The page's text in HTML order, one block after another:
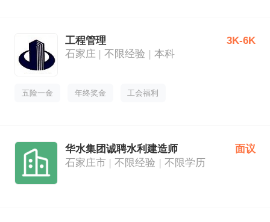
工程管理
石家庄
不限经验 本科
3K-6K
五险一金 年终奖金 工会福利
华水集团诚聘水利建造师
石家庄市
不限经验 不限学历
面议